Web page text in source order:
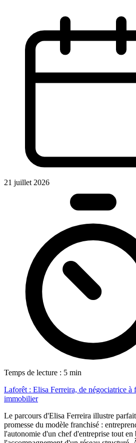
21 juillet 2026
Temps de lecture : 5 min
Laforêt : Elisa Ferreira, de négociatrice à
immobilier
Le parcours d'Elisa Ferreira illustre
promesse du modèle franchisé :
l'autonomie d'un chef d'entreprise tout en